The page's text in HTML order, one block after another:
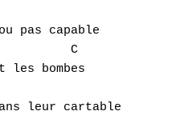
pas capable
C
les bombes
leur cartable
C